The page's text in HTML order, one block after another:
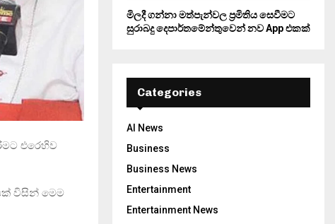
එරෙහිව
විසින් මෙම
මිලදී ගන්නා මත්පැන්වල ප්‍රමිතිය සෙවීමට
සුරාබදු දෙපාර්තමේන්තුවෙන් නව App එකක්
Categories
AI News
Business
Business News
Entertainment
Entertainment News